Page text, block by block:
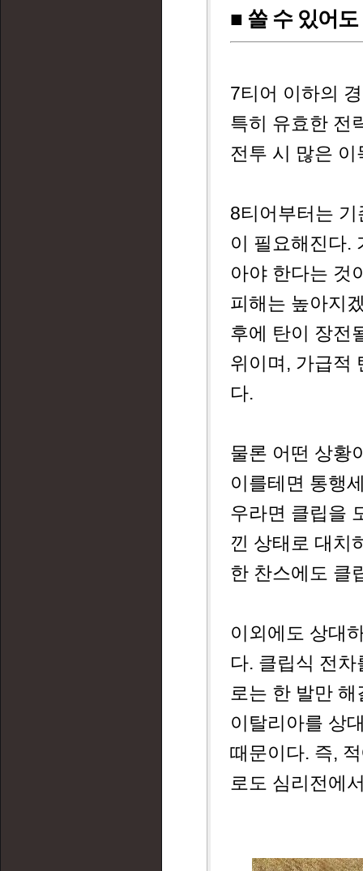
■ 쏠 수 있어
7티어 이하의
특히 유효한 전
전투 시 많은
8티어부터는
이 필요해진다.
아야 한다는 것
피해는 높아지
후에 탄이 장전
위이며, 가급적
다.
물론 어떤 상황
이를테면 통행
우라면 클립을
낀 상태로 대치
한 찬스에도 클
이외에도 상대
다. 클립식 전
로는 한 발만
이탈리아를 상
때문이다. 즉,
로도 심리전에